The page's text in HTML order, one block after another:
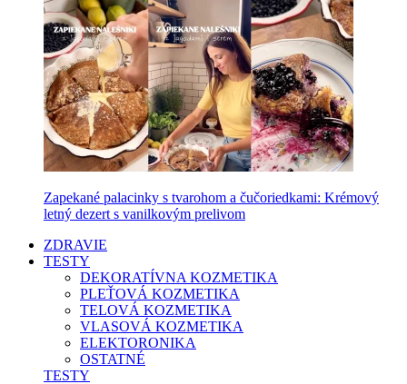
Zapekané palacinky s tvarohom a čučoriedkami: Krémový
letný dezert s vanilkovým prelivom
ZDRAVIE
TESTY
DEKORATÍVNA KOZMETIKA
PLEŤOVÁ KOZMETIKA
TELOVÁ KOZMETIKA
VLASOVÁ KOZMETIKA
ELEKTORONIKA
OSTATNÉ
TESTY